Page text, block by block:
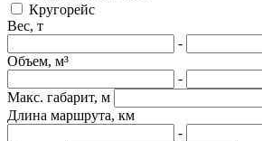
Кругорейс
Вес, т
-
Объем, м³
-
Макс. габарит, м
Длина маршрута, км
-